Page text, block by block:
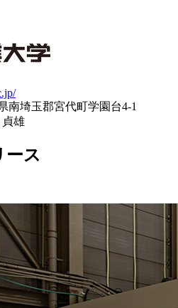
南埼玉郡宮代町学園台4-1
貞雄
ース